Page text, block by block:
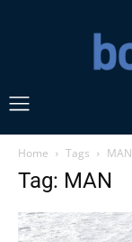
Home Tags MAN
Tag: MAN